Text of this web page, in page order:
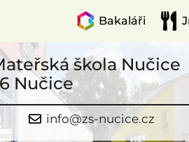
Bakaláři
škola Nučice
Nučice
info@zs-nucice.cz